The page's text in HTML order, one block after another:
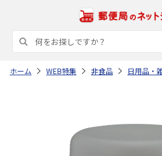
ホーム WEB特集 非食品 日用品・